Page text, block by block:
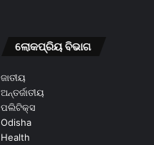
ଲୋକପ୍ରିୟ ବିଭାଗ
ଜାତୀୟ
ଅନ୍ତର୍ଜାତୀୟ
ପଲିଟିକ୍ସ
Odisha
Health